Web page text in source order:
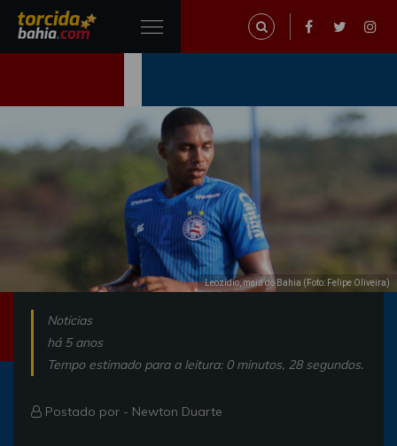
Leozidio, meia do Bahia (Foto: Felipe Oliveira)
Noticias
há 5 anos
Tempo estimado para a leitura: 0 minutos, 28 segundos.
Postado por - Newton Duarte